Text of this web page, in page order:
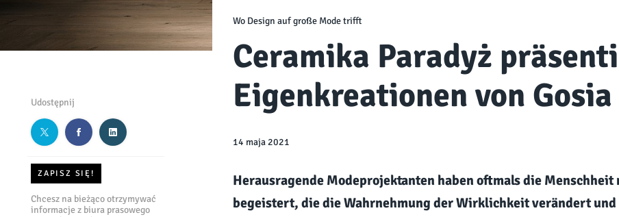
Udostępnij
ZAPISZ SIĘ!
Chcesz na bieżąco otrzymywać
informacje z biura prasowego
Wo Design auf große Mode trifft
Ceramika Paradyż
Eigenkreationen von
14 maja 2021
Herausragende Modeprojektanten haben oftmals die Menschheit
begeistert, die die Wahrnehmung der Wirklichkeit verändert und